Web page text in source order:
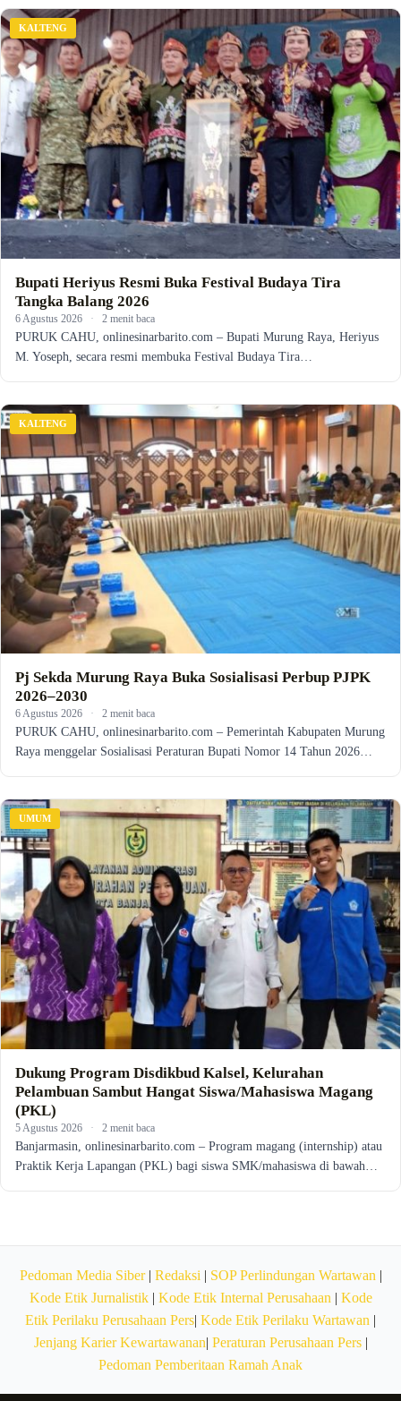
KALTENG
Bupati Heriyus Resmi Buka Festival Budaya Tira
Tangka Balang 2026
6 Agustus 2026 · 2 menit baca
PURUK CAHU, onlinesinarbarito.com – Bupati Murung Raya, Heriyus
M. Yoseph, secara resmi membuka Festival Budaya Tira…
KALTENG
Pj Sekda Murung Raya Buka Sosialisasi Perbup PJPK
2026–2030
6 Agustus 2026 · 2 menit baca
PURUK CAHU, onlinesinarbarito.com – Pemerintah Kabupaten Murung
Raya menggelar Sosialisasi Peraturan Bupati Nomor 14 Tahun 2026…
UMUM
Dukung Program Disdikbud Kalsel, Kelurahan
Pelambuan Sambut Hangat Siswa/Mahasiswa Magang
(PKL)
5 Agustus 2026 · 2 menit baca
Banjarmasin, onlinesinarbarito.com – Program magang (internship) atau
Praktik Kerja Lapangan (PKL) bagi siswa SMK/mahasiswa di bawah…
Pedoman Media Siber| Redaksi | SOP Perlindungan Wartawan |
Kode Etik Jurnalistik| Kode Etik Internal Perusahaan | Kode
Etik Perilaku Perusahaan Pers| Kode Etik Perilaku Wartawan |
Jenjang Karier Kewartawanan| Peraturan Perusahaan Pers|
Pedoman Pemberitaan Ramah Anak